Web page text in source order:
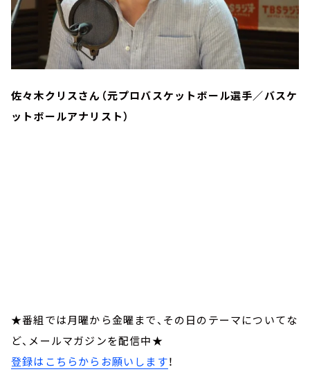
佐々木クリスさん（元プロバスケットボール選手／バスケ
ットボールアナリスト）
★番組では月曜から金曜まで、その日のテーマについてな
ど、メールマガジンを配信中★
登録はこちらからお願いします！